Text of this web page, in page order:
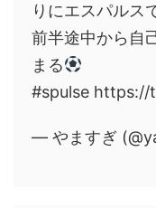
りにエスパルス
前半途中から自
まる
#spulse https://
— やますぎ